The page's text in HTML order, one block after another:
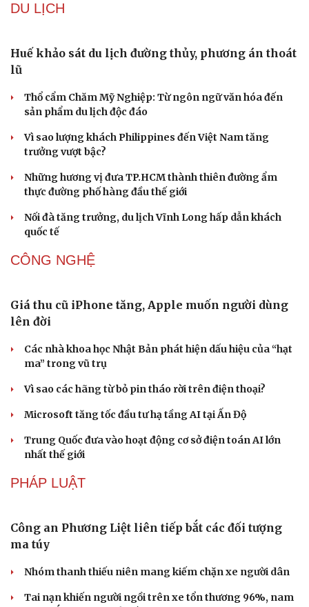
Văn hóa
Sân khấu - Điện ảnh
Âm nhạc
Giải trí
DU LỊCH
Huế khảo sát du lịch đường thủy, phương án thoát
lũ
Thổ cẩm Chăm Mỹ Nghiệp: Từ ngôn ngữ văn hóa đến
sản phẩm du lịch độc đáo
Vì sao lượng khách Philippines đến Việt Nam tăng
trưởng vượt bậc?
Những hương vị đưa TP.HCM thành thiên đường ẩm
thực đường phố hàng đầu thế giới
Nối đà tăng trưởng, du lịch Vĩnh Long hấp dẫn khách
quốc tế
CÔNG NGHỆ
Giá thu cũ iPhone tăng, Apple muốn người dùng
lên đời
Các nhà khoa học Nhật Bản phát hiện dấu hiệu của “hạt
ma” trong vũ trụ
Vì sao các hãng từ bỏ pin tháo rời trên điện thoại?
Microsoft tăng tốc đầu tư hạ tầng AI tại Ấn Độ
Trung Quốc đưa vào hoạt động cơ sở điện toán AI lớn
nhất thế giới
PHÁP LUẬT
Công an Phương Liệt liên tiếp bắt các đối tượng
ma túy
Nhóm thanh thiếu niên mang kiếm chặn xe người dân
Tai nạn khiến người ngồi trên xe tổn thương 96%, nam